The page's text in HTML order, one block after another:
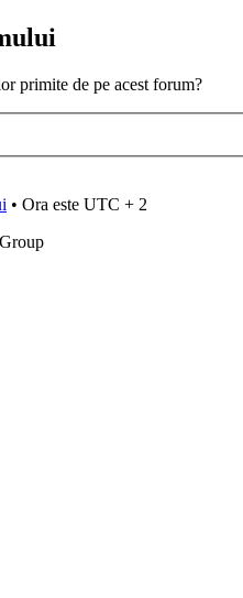
primite de pe acest forum?
• Ora este UTC + 2